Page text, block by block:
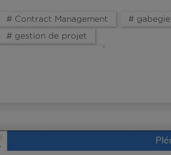
# Contract Management
# gabegie
# gestion de projet